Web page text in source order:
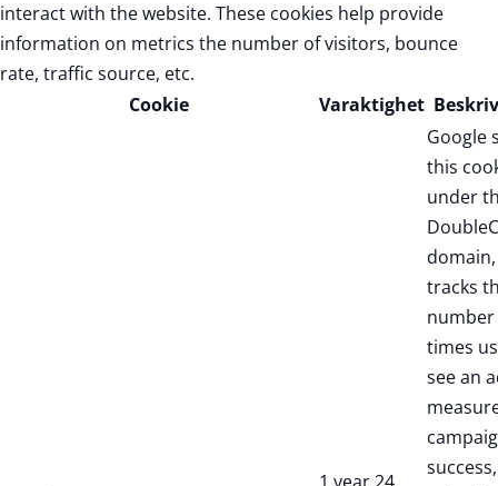
interact with the website. These cookies help provide
information on metrics the number of visitors, bounce
rate, traffic source, etc.
Cookie
Varaktighet
Google
this
under
domain,
tracks
times
see an